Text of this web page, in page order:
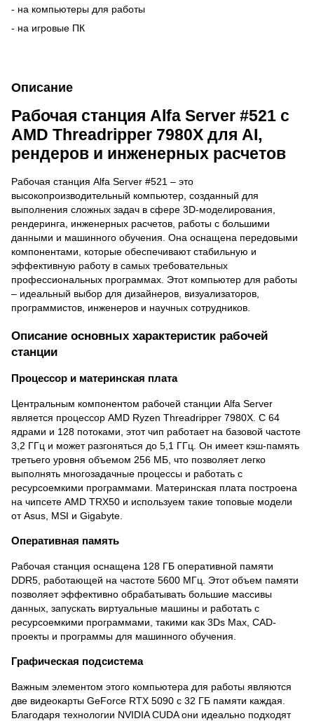
- на компьютеры для работы
- на игровые ПК
Описание
Рабочая станция Alfa Server #521 с
AMD Threadripper 7980X для AI,
рендеров и инженерных расчетов
Рабочая станция Alfa Server #521 – это
высокопроизводительный компьютер, созданный для
выполнения сложных задач в сфере 3D-моделирования,
рендеринга, инженерных расчетов, работы с большими
данными и машинного обучения. Она оснащена передовыми
компонентами, которые обеспечивают стабильную и
эффективную работу в самых требовательных
профессиональных программах. Этот компьютер для работы
– идеальный выбор для дизайнеров, визуализаторов,
программистов, инженеров и научных сотрудников.
Описание основных характеристик рабочей
станции
Процессор и материнская плата
Центральным компонентом рабочей станции Alfa Server
является процессор AMD Ryzen Threadripper 7980X. С 64
ядрами и 128 потоками, этот чип работает на базовой частоте
3,2 ГГц и может разгоняться до 5,1 ГГц. Он имеет кэш-память
третьего уровня объемом 256 МБ, что позволяет легко
выполнять многозадачные процессы и работать с
ресурсоемкими программами. Материнская плата построена
на чипсете AMD TRX50 и используем такие топовые модели
от Asus, MSI и Gigabyte.
Оперативная память
Рабочая станция оснащена 128 ГБ оперативной памяти
DDR5, работающей на частоте 5600 МГц. Этот объем памяти
позволяет эффективно обрабатывать большие массивы
данных, запускать виртуальные машины и работать с
ресурсоемкими программами, такими как 3Ds Max, CAD-
проекты и программы для машинного обучения.
Графическая подсистема
Важным элементом этого компьютера для работы являются
две видеокарты GeForce RTX 5090 с 32 ГБ памяти каждая.
Благодаря технологии NVIDIA CUDA они идеально подходят